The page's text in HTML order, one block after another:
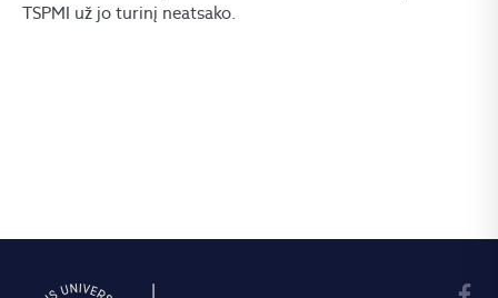
TSPMI už jo turinį neatsako.